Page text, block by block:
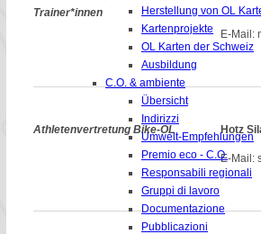
Herstellung von OL
Kartenprojekte
OL Karten der Schweiz
Ausbildung
C.O. & ambiente
Übersicht
Indirizzi
Umwelt-Empfehlungen
Premio eco - C.O.
Responsabili regionali
Gruppi di lavoro
Documentazione
Pubblicazioni
Trainer*innen
E-Mail:
Athletenvertretung Bike-OL Hotz
E-Mail: